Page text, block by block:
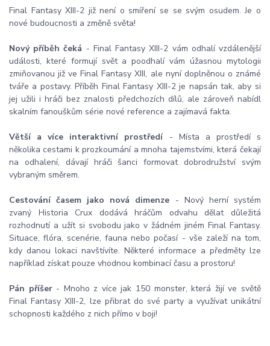
Final Fantasy XIII-2 již není o smíření se se svým osudem. Je o
nové budoucnosti a změně světa!
Nový příběh čeká - Final Fantasy XIII-2 vám odhalí vzdálenější
události, které formují svět a poodhalí vám úžasnou mytologii
zmiňovanou již ve Final Fantasy XIII, ale nyní doplněnou o známé
tváře a postavy. Příběh Final Fantasy XIII-2 je napsán tak, aby si
jej užili i hráči bez znalosti předchozích dílů, ale zároveň nabídl
skalním fanouškům série nové reference a zajímavá fakta.
Větší a více interaktivní prostředí- Místa a prostředí s
několika cestami k prozkoumání a mnoha tajemstvími, která čekají
na odhalení, dávají hráči šanci formovat dobrodružství svým
vybraným směrem.
Cestování časem jako nová dimenze - Nový herní systém
zvaný Historia Crux dodává hráčům odvahu dělat důležitá
rozhodnutí a užít si svobodu jako v žádném jiném Final Fantasy.
Situace, flóra, scenérie, fauna nebo počasí - vše zaleží na tom,
kdy danou lokaci navštívíte. Některé informace a předměty lze
například získat pouze vhodnou kombinací času a prostoru!
Pán příšer- Mnoho z více jak 150 monster, která žijí ve světě
Final Fantasy XIII-2, lze přibrat do své party a využívat unikátní
schopnosti každého z nich přímo v boji!